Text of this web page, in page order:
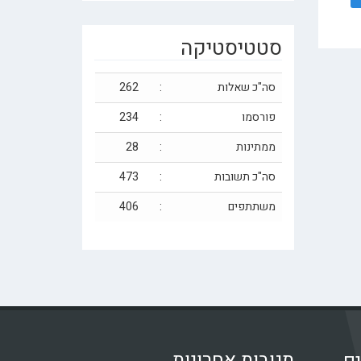
סטטיסטיקה
סה"כ שאלות :
262
פורסמו
:
234
ממתינות
:
28
סה"כ תשובות
:
473
משתתפים
:
406